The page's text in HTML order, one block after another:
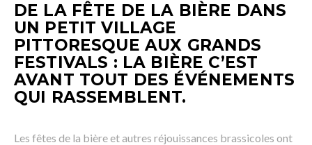
DE LA FÊTE DE LA BIÈRE DANS
UN PETIT VILLAGE
PITTORESQUE AUX GRANDS
FESTIVALS : LA BIÈRE C’EST
AVANT TOUT DES ÉVÉNEMENTS
QUI RASSEMBLENT.
Les fêtes de la bière et autres réjouissances brassicoles ont